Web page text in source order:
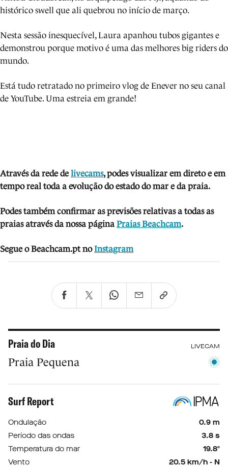
histórico swell que ali quebrou no início de março.
Nesta sessão inesquecível, Laura apanhou tubos gigantes e
demonstrou porque motivo é uma das melhores big riders do
mundo.
Está tudo retratado no primeiro vlog de Enever no seu canal
de YouTube. Uma estreia em grande!
Através da rede delivecams, podes visualizar em direto e em
tempo real toda a evolução do estado do mar e da praia.
Podes também confirmar as previsões relativas a todas as
praias através da nossa páginaPraias Beachcam.
Segue o Beachcam.pt noInstagram
Praia do Dia LIVECAM
Praia Pequena
Surf Report
Ondulação
0.9 m
Período das ondas
3.8 s
Temperatura do mar
19.8º
Vento
20.5 km/h - N